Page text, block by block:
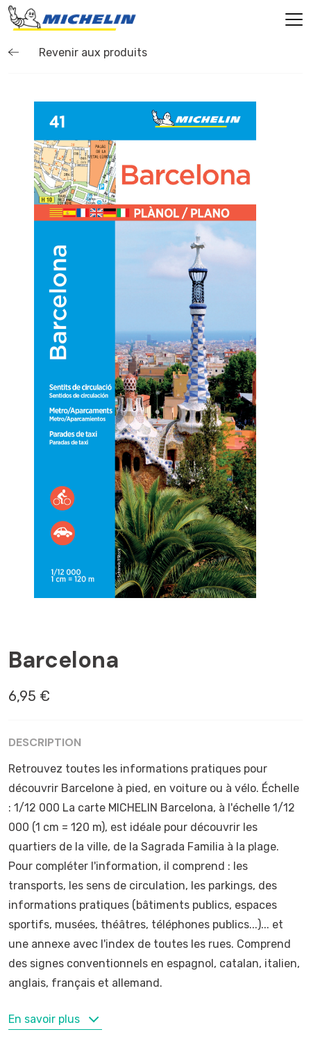
Revenir aux produits
Barcelona
6,95 €
DESCRIPTION
Retrouvez toutes les informations pratiques pour
découvrir Barcelone à pied, en voiture ou à vélo. Échelle
: 1/12 000 La carte MICHELIN Barcelona, ​​à l'échelle 1/12
000 (1 cm = 120 m), est idéale pour découvrir les
quartiers de la ville, de la Sagrada Familia à la plage.
Pour compléter l'information, il comprend : les
transports, les sens de circulation, les parkings, des
informations pratiques (bâtiments publics, espaces
sportifs, musées, théâtres, téléphones publics...)... et
une annexe avec l'index de toutes les rues. Comprend
des signes conventionnels en espagnol, catalan, italien,
anglais, français et allemand.
MOTS-CLÉS
En savoir plus